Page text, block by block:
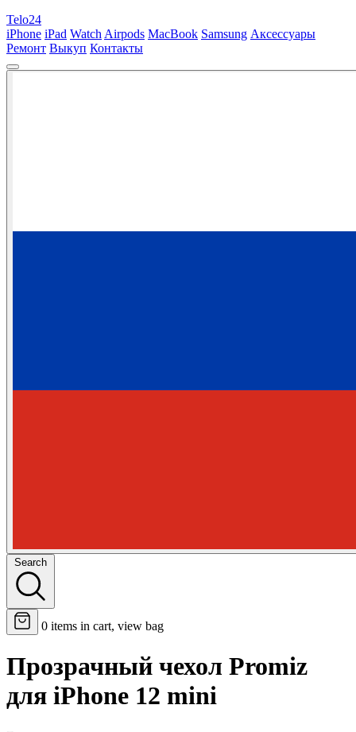
Telo24
iPhone iPad Watch Airpods MacBook Samsung Аксессуары
Ремонт Выкуп Контакты
Search
0 items in cart, view bag
Прозрачный чехол Promiz
для iPhone 12 mini